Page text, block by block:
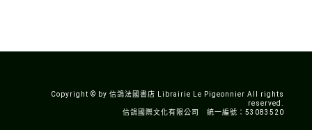
Copyright © by 信鴿法國書店 Librairie Le Pigeonnier All rights
reserved.
信鴿國際文化有限公司 統一編號：53083520